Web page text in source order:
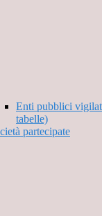
Enti pubblici
tabelle)
partecipate